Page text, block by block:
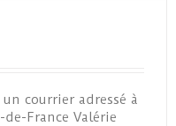
courrier adressé à
France Valérie